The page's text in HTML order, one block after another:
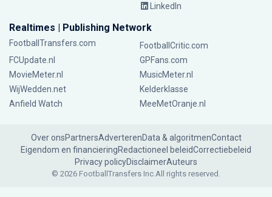
LinkedIn
Realtimes | Publishing Network
FootballTransfers.com
FootballCritic.com
FCUpdate.nl
GPFans.com
MovieMeter.nl
MusicMeter.nl
WijWedden.net
Kelderklasse
Anfield Watch
MeeMetOranje.nl
Over onsPartnersAdverterenData & algoritmenContact
Eigendom en financieringRedactioneel beleidCorrectiebeleid
Privacy policyDisclaimerAuteurs
© 2026 FootballTransfers Inc.All rights reserved.